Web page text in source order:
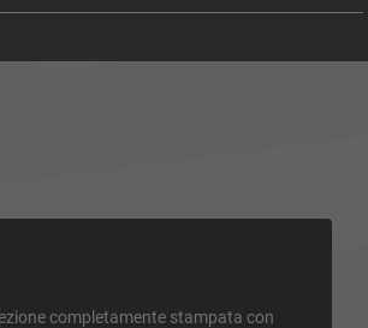
completamente stampata con